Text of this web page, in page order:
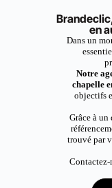
en
Dans un
Notre
chapelle
objectifs
Grâce à un
trouvé par
Contactez-